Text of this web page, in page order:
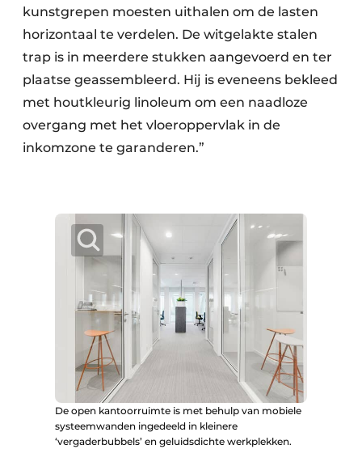
kunstgrepen moesten uithalen om de lasten
horizontaal te verdelen. De witgelakte stalen
trap is in meerdere stukken aangevoerd en ter
plaatse geassembleerd. Hij is eveneens bekleed
met houtkleurig linoleum om een naadloze
overgang met het vloeroppervlak in de
inkomzone te garanderen.”
De open kantoorruimte is met behulp van mobiele
systeemwanden ingedeeld in kleinere
‘vergaderbubbels’ en geluidsdichte werkplekken.